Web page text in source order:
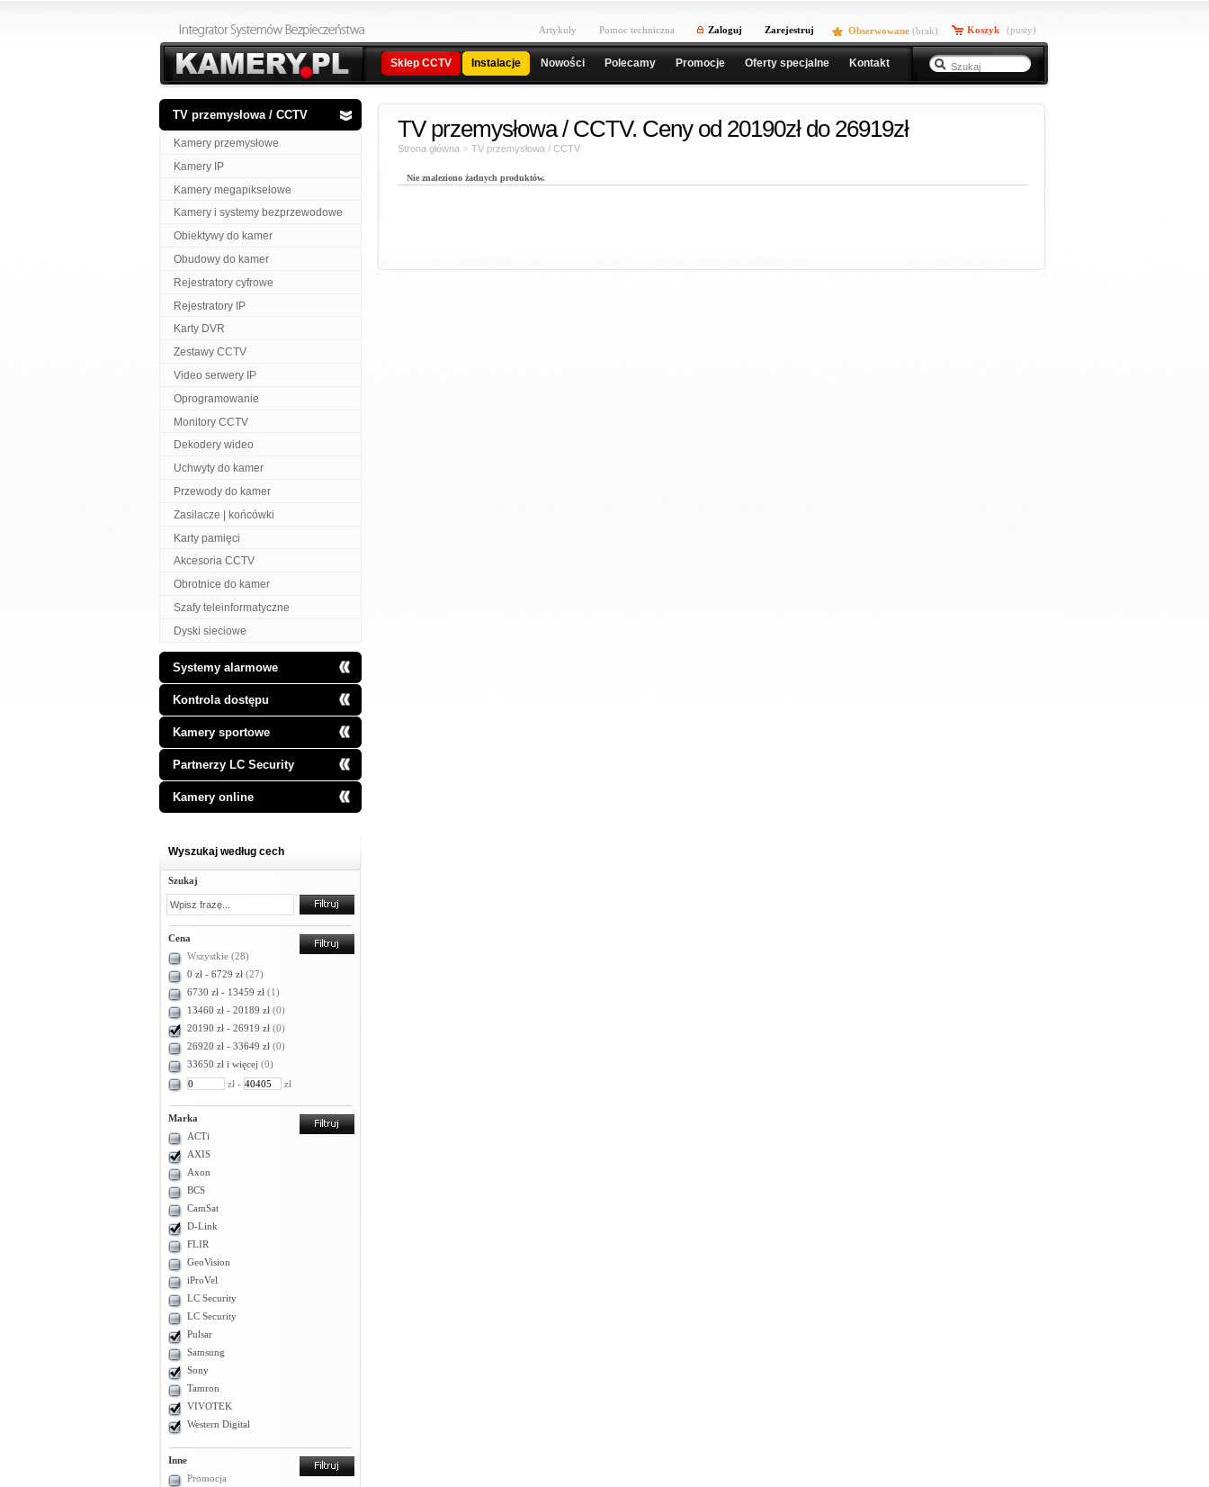
Artykuły Pomoc techniczna Zaloguj Zarejestruj Obserwowane (brak) Koszyk (pusty)
Sklep CCTV Instalacje Nowości Polecamy Promocje Oferty specjalne Kontakt
TV przemysłowa / CCTV
Kamery przemysłowe
Kamery IP
Kamery megapikselowe
Kamery i systemy bezprzewodowe
Obiektywy do kamer
Obudowy do kamer
Rejestratory cyfrowe
Rejestratory IP
Karty DVR
Zestawy CCTV
Video serwery IP
Oprogramowanie
Monitory CCTV
Dekodery wideo
Uchwyty do kamer
Przewody do kamer
Zasilacze | końcówki
Karty pamięci
Akcesoria CCTV
Obrotnice do kamer
Szafy teleinformatyczne
Dyski sieciowe
Systemy alarmowe
Kontrola dostępu
Kamery sportowe
Partnerzy LC Security
Kamery online
Wyszukaj według cech
Szukaj
Cena
Wszystkie (28)
0 zł - 6729 zł (27)
6730 zł - 13459 zł (1)
13460 zł - 20189 zł (0)
20190 zł - 26919 zł (0)
26920 zł - 33649 zł (0)
33650 zł i więcej (0)
zł -
zł
Marka
ACTi
AXIS
Axon
BCS
CamSat
D-Link
FLIR
GeoVision
iProVel
LC Security
LC Security
Pulsar
Samsung
Sony
Tamron
VIVOTEK
Western Digital
Inne
Promocja
TV przemysłowa / CCTV. Ceny od 20190zł do 26919zł
Strona główna » TV przemysłowa / CCTV
Nie znaleziono żadnych produktów.